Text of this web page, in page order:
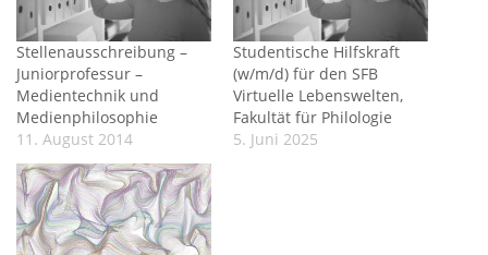
Stellenausschreibung –
Juniorprofessur –
Medientechnik und
Medienphilosophie
11. August 2014
Studentische Hilfskraft
(w/m/d) für den SFB
Virtuelle Lebenswelten,
Fakultät für Philologie
5. Juni 2025